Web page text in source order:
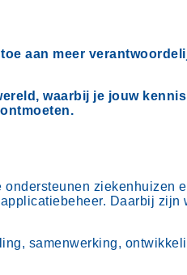
aan meer
waarbij je jouw
ziekenhuizen
Daarbij zijn
samenwerking,